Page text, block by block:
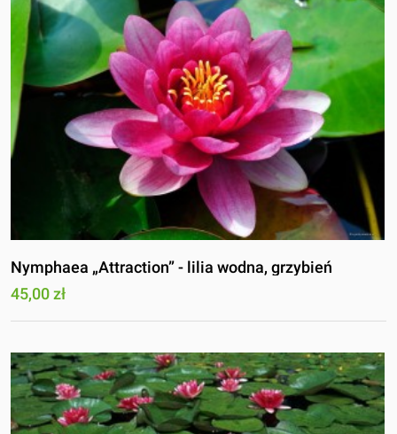
Nymphaea „Attraction” - lilia wodna, grzybień
45,00 zł